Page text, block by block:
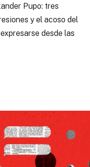
Pupo: tres
y el acoso del
desde las